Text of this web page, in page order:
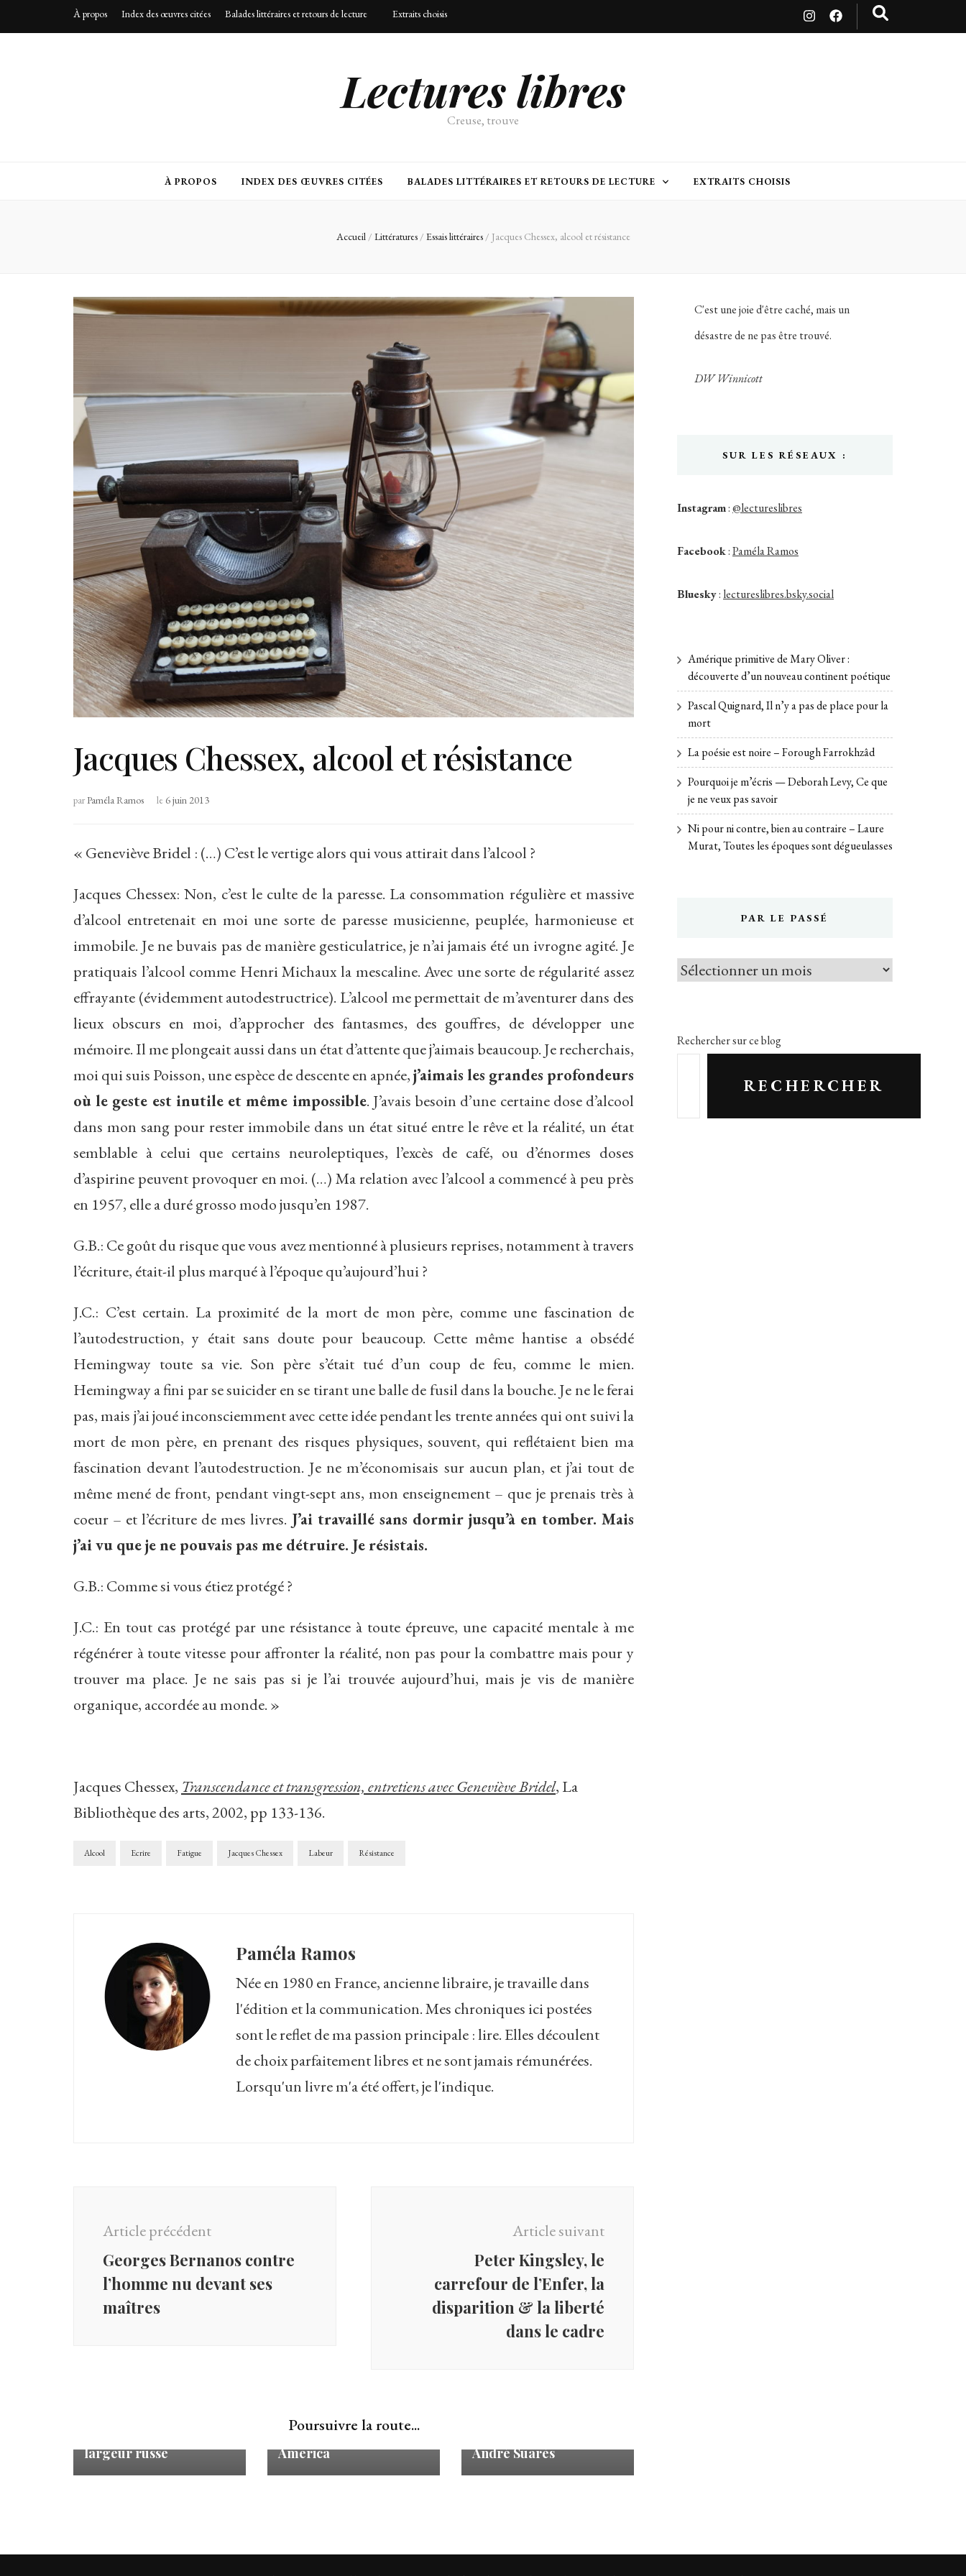
À propos Index des œuvres citées Balades littéraires et retours de lecture Extraits choisis
Lectures libres
Creuse, trouve
À PROPOS INDEX DES ŒUVRES CITÉES BALADES LITTÉRAIRES ET RETOURS DE LECTURE EXTRAITS CHOISIS
Accueil / Littératures / Essais littéraires / Jacques Chessex, alcool et résistance
Jacques Chessex, alcool et résistance
parPaméla Ramos le 6 juin 2013
« Geneviève Bridel : (…) C’est le vertige alors qui vous attirait dans l’alcool ?
Jacques Chessex: Non, c’est le culte de la paresse. La consommation régulière et massive
d’alcool entretenait en moi une sorte de paresse musicienne, peuplée, harmonieuse et
immobile. Je ne buvais pas de manière gesticulatrice, je n’ai jamais été un ivrogne agité. Je
pratiquais l’alcool comme Henri Michaux la mescaline. Avec une sorte de régularité assez
effrayante (évidemment autodestructrice). L’alcool me permettait de m’aventurer dans des
lieux obscurs en moi, d’approcher des fantasmes, des gouffres, de développer une
mémoire. Il me plongeait aussi dans un état d’attente que j’aimais beaucoup. Je recherchais,
moi qui suis Poisson, une espèce de descente en apnée,j’aimais les grandes profondeurs
où le geste est inutile et même impossible. J’avais besoin d’une certaine dose d’alcool
dans mon sang pour rester immobile dans un état situé entre le rêve et la réalité, un état
semblable à celui que certains neuroleptiques, l’excès de café, ou d’énormes doses
d’aspirine peuvent provoquer en moi. (…) Ma relation avec l’alcool a commencé à peu près
en 1957, elle a duré grosso modo jusqu’en 1987.
G.B.: Ce goût du risque que vous avez mentionné à plusieurs reprises, notamment à travers
l’écriture, était-il plus marqué à l’époque qu’aujourd’hui ?
J.C.: C’est certain. La proximité de la mort de mon père, comme une fascination de
l’autodestruction, y était sans doute pour beaucoup. Cette même hantise a obsédé
Hemingway toute sa vie. Son père s’était tué d’un coup de feu, comme le mien.
Hemingway a fini par se suicider en se tirant une balle de fusil dans la bouche. Je ne le ferai
pas, mais j’ai joué inconsciemment avec cette idée pendant les trente années qui ont suivi la
mort de mon père, en prenant des risques physiques, souvent, qui reflétaient bien ma
fascination devant l’autodestruction. Je ne m’économisais sur aucun plan, et j’ai tout de
même mené de front, pendant vingt-sept ans, mon enseignement – que je prenais très à
coeur – et l’écriture de mes livres. J’ai travaillé sans dormir jusqu’à en tomber. Mais
j’ai vu que je ne pouvais pas me détruire. Je résistais.
G.B.: Comme si vous étiez protégé ?
J.C.: En tout cas protégé par une résistance à toute épreuve, une capacité mentale à me
régénérer à toute vitesse pour affronter la réalité, non pas pour la combattre mais pour y
trouver ma place. Je ne sais pas si je l’ai trouvée aujourd’hui, mais je vis de manière
organique, accordée au monde. »
Jacques Chessex, Transcendance et transgression, entretiens avec Geneviève Bridel, La
Bibliothèque des arts, 2002, pp 133-136.
Alcool Ecrire Fatigue Jacques Chessex Labeur Résistance
Paméla Ramos
Née en 1980 en France, ancienne libraire, je travaille dans
l'édition et la communication. Mes chroniques ici postées
sont le reflet de ma passion principale : lire. Elles découlent
de choix parfaitement libres et ne sont jamais rémunérées.
Lorsqu'un livre m'a été offert, je l'indique.
d'article
Article précédent
Georges Bernanos contre
l’homme nu devant ses
maîtres
Article suivant
Peter Kingsley, le
carrefour de l’Enfer, la
disparition & la liberté
dans le cadre
Poursuivre la route...
largeur russe
America
André Suarès
C'est une joie d'être caché, mais un
désastre de ne pas être trouvé.
DW Winnicott
SUR LES RÉSEAUX :
Instagram:@lectureslibres
Facebook:Paméla Ramos
Bluesky: lectureslibres.bsky.social
Amérique primitive de Mary Oliver :
découverte d’un nouveau continent poétique
Pascal Quignard, Il n’y a pas de place pour la
mort
La poésie est noire – Forough Farrokhzâd
Pourquoi je m’écris — Deborah Levy, Ce que
je ne veux pas savoir
Ni pour ni contre, bien au contraire – Laure
Murat, Toutes les époques sont dégueulasses
PAR LE PASSÉ
Par
Rechercher sur ce blog
RECHERCHER